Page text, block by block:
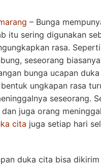
– Bunga
itu sering digunakan
rasa.
seseorang
bunga ucapan
ungkapan rasa
seseorang.
juga orang
cita juga setiap hari
duka cita bisa